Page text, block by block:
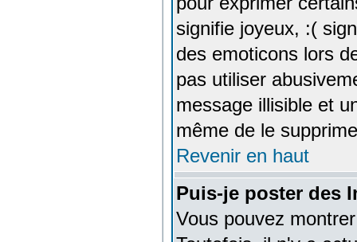
signifie joyeux, :(
des emoticons lors
pas utiliser
message illisible et
même de le
Revenir en haut
Puis-je poster des
Vous pouvez